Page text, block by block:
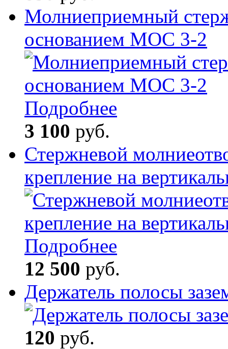
Молниеприемный
основанием МОС 3-2
Подробнее
3 100 руб.
Стержневой
крепление на
Подробнее
12 500 руб.
Держатель полосы
120 руб.